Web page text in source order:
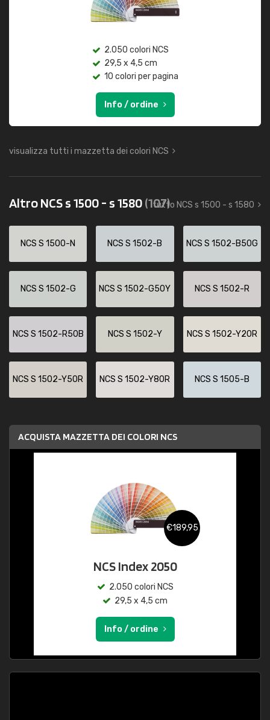
2.050 colori NCS
29,5 x 4,5 cm
10 colori per pagina
Info / ordine
visualizza tutti i mazzetta dei colori NCS
Altro NCS s 1500 - s 1580(107)
tutto NCS s 1500 - s 1580
NCS S 1500-N NCS S 1502-B NCS S 1502-B50G
NCS S 1502-G NCS S 1502-G50Y NCS S 1502-R
NCS S 1502-R50B NCS S 1502-Y NCS S 1502-Y20R
NCS S 1502-Y50R NCS S 1502-Y80R NCS S 1505-B
ACQUISTA MAZZETTA DEI COLORI NCS
€189,95
NCS Index 2050
2.050 colori NCS
29,5 x 4,5 cm
Info / ordine